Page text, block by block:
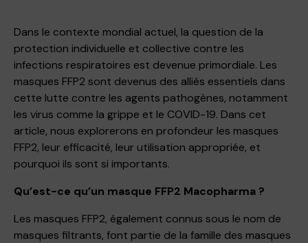
Dans le contexte mondial actuel, la question de la
protection individuelle et collective contre les
infections respiratoires est devenue primordiale. Les
masques FFP2 sont devenus des alliés essentiels dans
cette lutte contre les agents pathogènes, notamment
les virus comme la grippe et le COVID-19. Dans cet
article, nous explorerons en profondeur les masques
FFP2, leur efficacité, leur utilisation appropriée, et
pourquoi ils sont si importants.
Qu’est-ce qu’un masque FFP2 Macopharma ?
Les masques FFP2, également connus sous le nom de
masques filtrants, font partie de la famille des masques